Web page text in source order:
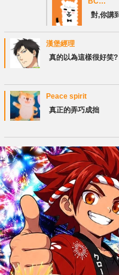
對,你講
漢堡經理
真的以為這樣很好笑?
Peace spirit
真正的弄巧成拙